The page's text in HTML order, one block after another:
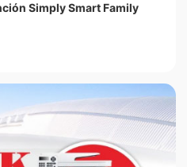
Simply Smart Family